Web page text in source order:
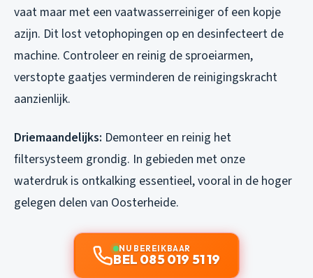
vaat maar met een vaatwasserreiniger of een kopje
azijn. Dit lost vetophopingen op en desinfecteert de
machine. Controleer en reinig de sproeiarmen,
verstopte gaatjes verminderen de reinigingskracht
aanzienlijk.
Driemaandelijks: Demonteer en reinig het
filtersysteem grondig. In gebieden met onze
waterdruk is ontkalking essentieel, vooral in de hoger
gelegen delen van Oosterheide.
NU BEREIKBAAR
BEL 085 019 51 19